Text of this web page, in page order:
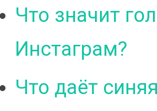
Что значит
Инстаграм?
Что даёт